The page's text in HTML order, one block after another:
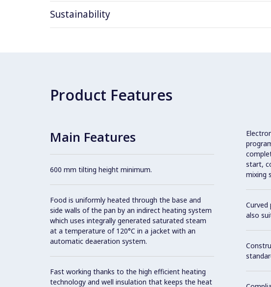
Sustainability
Product Features
Main Features
600 mm tilting height minimum.
Food is uniformly heated through the base and
side walls of the pan by an indirect heating system
which uses integrally generated saturated steam
at a temperature of 120°C in a jacket with an
automatic deaeration system.
Fast working thanks to the high efficient heating
technology and well insulation that keeps the heat
start,
mixing
also